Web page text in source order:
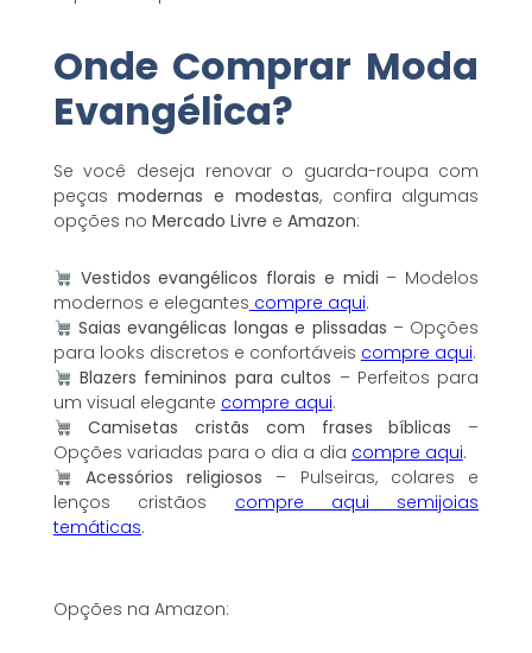
Onde Comprar Moda
Evangélica?
Se você deseja renovar o guarda-roupa com
peçasmodernas e modestas, confira algumas
opções no Mercado Livre e Amazon:
Vestidos evangélicos florais e midi – Modelos
modernos e elegantes compre aqui.
Saias evangélicas longas e plissadas – Opções
para looks discretos e confortáveis compre aqui.
Blazers femininos para cultos – Perfeitos para
um visual elegante compre aqui.
Camisetas cristãs com frases bíblicas –
Opções variadas para o dia a dia compre aqui.
Acessórios religiosos – Pulseiras, colares e
lenços cristãos compre aqui semijoias
temáticas.
Opções na Amazon: